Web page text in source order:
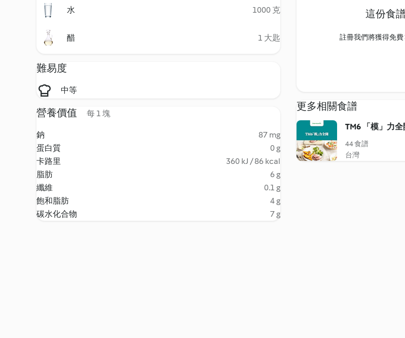
水
1000 克
醋 1 大匙
難易度
中等
營養價值 每 1 塊
鈉
87 mg
蛋白質
0 g
卡路里
360 kJ / 86 kcal
脂肪
6 g
纖維
0.1 g
飽和脂肪
4 g
碳水化合物
7 g
這份食
註冊我們將獲得免
更多相關食譜
TM6 「模」力全
44 食譜
台灣